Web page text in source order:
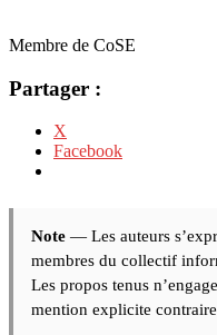
Membre de CoSE
Partager :
X
Facebook
Note — Les auteurs
membres du collectif
Les propos tenus
mention explicite